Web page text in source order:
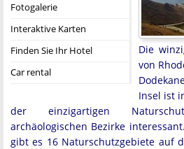
Fotogalerie
Interaktive Karten
Finden Sie Ihr Hotel
Car rental
Die
von
Insel ist
der einzigartigen
archäologischen Bezirke
gibt es 16 Naturschutzgebiete auf